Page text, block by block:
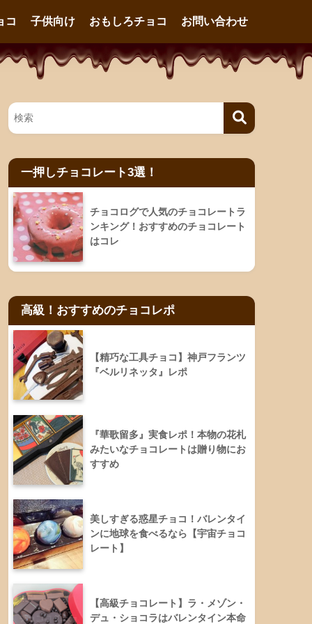
コ 子供向け おもしろチョコ お問い合わせ
一押しチョコレート3選！
チョコログで人気のチョコレートラ
ンキング！おすすめのチョコレート
はコレ
高級！おすすめのチョコレポ
【精巧な工具チョコ】神戸フランツ
『ベルリネッタ』レポ
『華歌留多』実食レポ！本物の花札
みたいなチョコレートは贈り物にお
すすめ
美しすぎる惑星チョコ！バレンタイ
ンに地球を食べるなら【宇宙チョコ
レート】
【高級チョコレート】ラ・メゾン・
デュ・ショコラはバレンタイン本命